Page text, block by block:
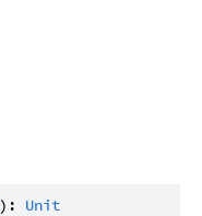
): Unit